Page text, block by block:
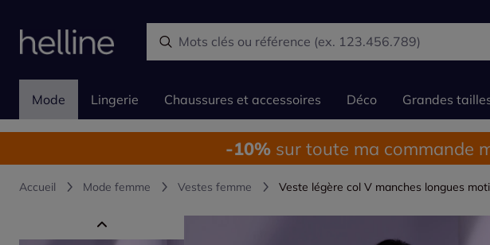
Mode Lingerie Chaussures et accessoires Déco Grandes
-10% sur toute ma commande
Accueil Mode femme Vestes femme Veste légère col V manches longues